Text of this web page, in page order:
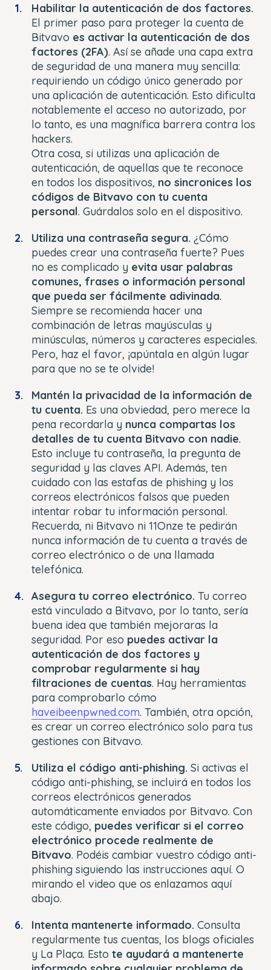
Habilitar la autenticación de dos factores.
El primer paso para proteger la cuenta de
Bitvavo es activar la autenticación de dos
factores (2FA). Así se añade una capa extra
de seguridad de una manera muy sencilla:
requiriendo un código único generado por
una aplicación de autenticación. Esto dificulta
notablemente el acceso no autorizado, por
lo tanto, es una magnífica barrera contra los
hackers.
Otra cosa, si utilizas una aplicación de
autenticación, de aquellas que te reconoce
en todos los dispositivos, no sincronices los
códigos de Bitvavo con tu cuenta
personal. Guárdalos solo en el dispositivo.
Utiliza una contraseña segura. ¿Cómo
puedes crear una contraseña fuerte? Pues
no es complicado y evita usar palabras
comunes, frases o información personal
que pueda ser fácilmente adivinada.
Siempre se recomienda hacer una
combinación de letras mayúsculas y
minúsculas, números y caracteres especiales.
Pero, haz el favor, ¡apúntala en algún lugar
para que no se te olvide!
Mantén la privacidad de la información de
tu cuenta. Es una obviedad, pero merece la
pena recordarla y nunca compartas los
detalles de tu cuenta Bitvavo con nadie.
Esto incluye tu contraseña, la pregunta de
seguridad y las claves API. Además, ten
cuidado con las estafas de phishing y los
correos electrónicos falsos que pueden
intentar robar tu información personal.
Recuerda, ni Bitvavo ni 11Onze te pedirán
nunca información de tu cuenta a través de
correo electrónico o de una llamada
telefónica.
Asegura tu correo electrónico. Tu correo
está vinculado a Bitvavo, por lo tanto, sería
buena idea que también mejoraras la
seguridad. Por eso puedes activar la
autenticación de dos factores y
comprobar regularmente si hay
filtraciones de cuentas. Hay herramientas
para comprobarlo cómo
haveibeenpwned.com. También, otra opción,
es crear un correo electrónico solo para tus
gestiones con Bitvavo.
Utiliza el código anti-phishing. Si activas el
código anti-phishing, se incluirá en todos los
correos electrónicos generados
automáticamente enviados por Bitvavo. Con
este código, puedes verificar si el correo
electrónico procede realmente de
Bitvavo. Podéis cambiar vuestro código anti-
phishing siguiendo las instrucciones aquí. O
mirando el video que os enlazamos aquí
abajo.
Intenta mantenerte informado. Consulta
regularmente tus cuentas, los blogs oficiales
y La Plaça. Esto te ayudará a mantenerte